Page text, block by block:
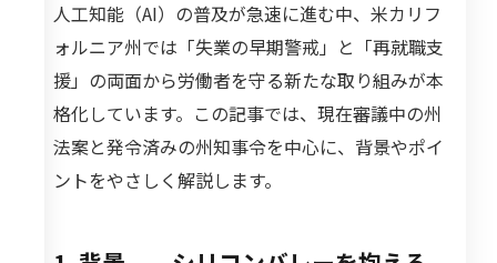
人工知能（AI）の普及が急速に進む中、米カリフ
ォルニア州では「失業の早期警戒」と「再就職支
援」の両面から労働者を守る新たな取り組みが本
格化しています。この記事では、現在審議中の州
法案と発令済みの州知事令を中心に、背景やポイ
ントをやさしく解説します。